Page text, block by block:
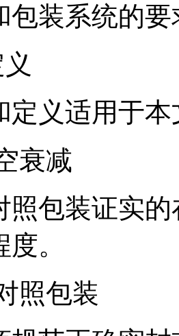
包装系统的要
定义适用于本
衰减
照包装证实
。
照包装